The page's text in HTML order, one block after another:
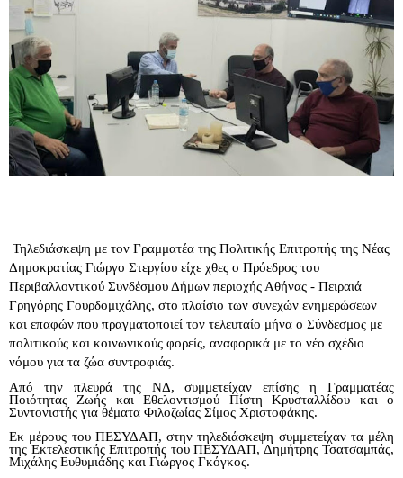
Τηλεδιάσκεψη με τον Γραμματέα της Πολιτικής Επιτροπής της Νέας
Δημοκρατίας Γιώργο Στεργίου είχε χθες ο Πρόεδρος του
Περιβαλλοντικού Συνδέσμου Δήμων περιοχής Αθήνας - Πειραιά
Γρηγόρης Γουρδομιχάλης, στο πλαίσιο των συνεχών ενημερώσεων
και επαφών που πραγματοποιεί τον τελευταίο μήνα ο Σύνδεσμος με
πολιτικούς και κοινωνικούς φορείς, αναφορικά με το νέο σχέδιο
νόμου για τα ζώα συντροφιάς.
Από την πλευρά της ΝΔ, συμμετείχαν επίσης η Γραμματέας
Ποιότητας Ζωής και Εθελοντισμού Πίστη Κρυσταλλίδου και ο
Συντονιστής για θέματα Φιλοζωίας Σίμος Χριστοφάκης.
Εκ μέρους του ΠΕΣΥΔΑΠ, στην τηλεδιάσκεψη συμμετείχαν τα μέλη
της Εκτελεστικής Επιτροπής του ΠΕΣΥΔΑΠ, Δημήτρης Τσατσαμπάς,
Μιχάλης Ευθυμιάδης και Γιώργος Γκόγκος.